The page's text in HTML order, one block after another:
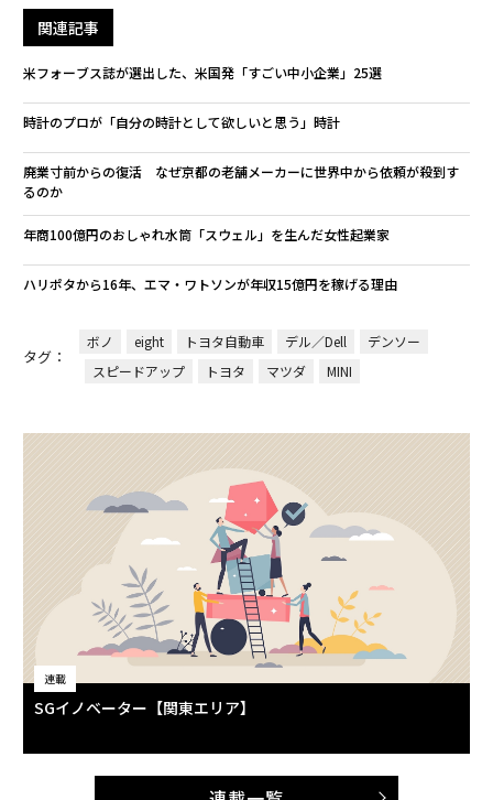
関連記事
米フォーブス誌が選出した、米国発「すごい中小企業」25選
時計のプロが「自分の時計として欲しいと思う」時計
廃業寸前からの復活 なぜ京都の老舗メーカーに世界中から依頼が殺到す
るのか
年商100億円のおしゃれ水筒「スウェル」を生んだ女性起業家
ハリポタから16年、エマ・ワトソンが年収15億円を稼げる理由
タグ：
ボノ eight トヨタ自動車 デル／Dell
デンソー
スピードアップ
トヨタ マツダ MINI
連載
SGイノベーター【関東エリア】